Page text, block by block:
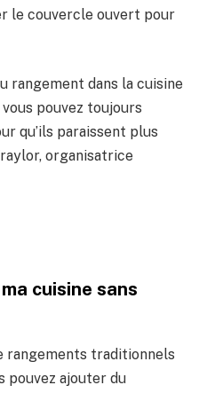
le couvercle ouvert pour
rangement dans la cuisine
pouvez toujours
qu’ils paraissent plus
organisatrice
cuisine sans
rangements traditionnels
pouvez ajouter du